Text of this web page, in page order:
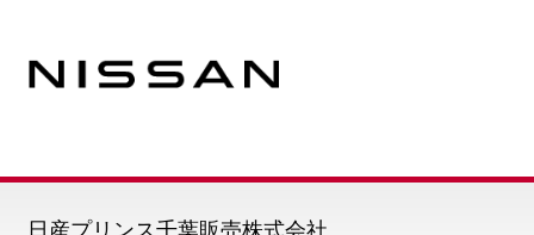
日産プリンス千葉販売株式会社